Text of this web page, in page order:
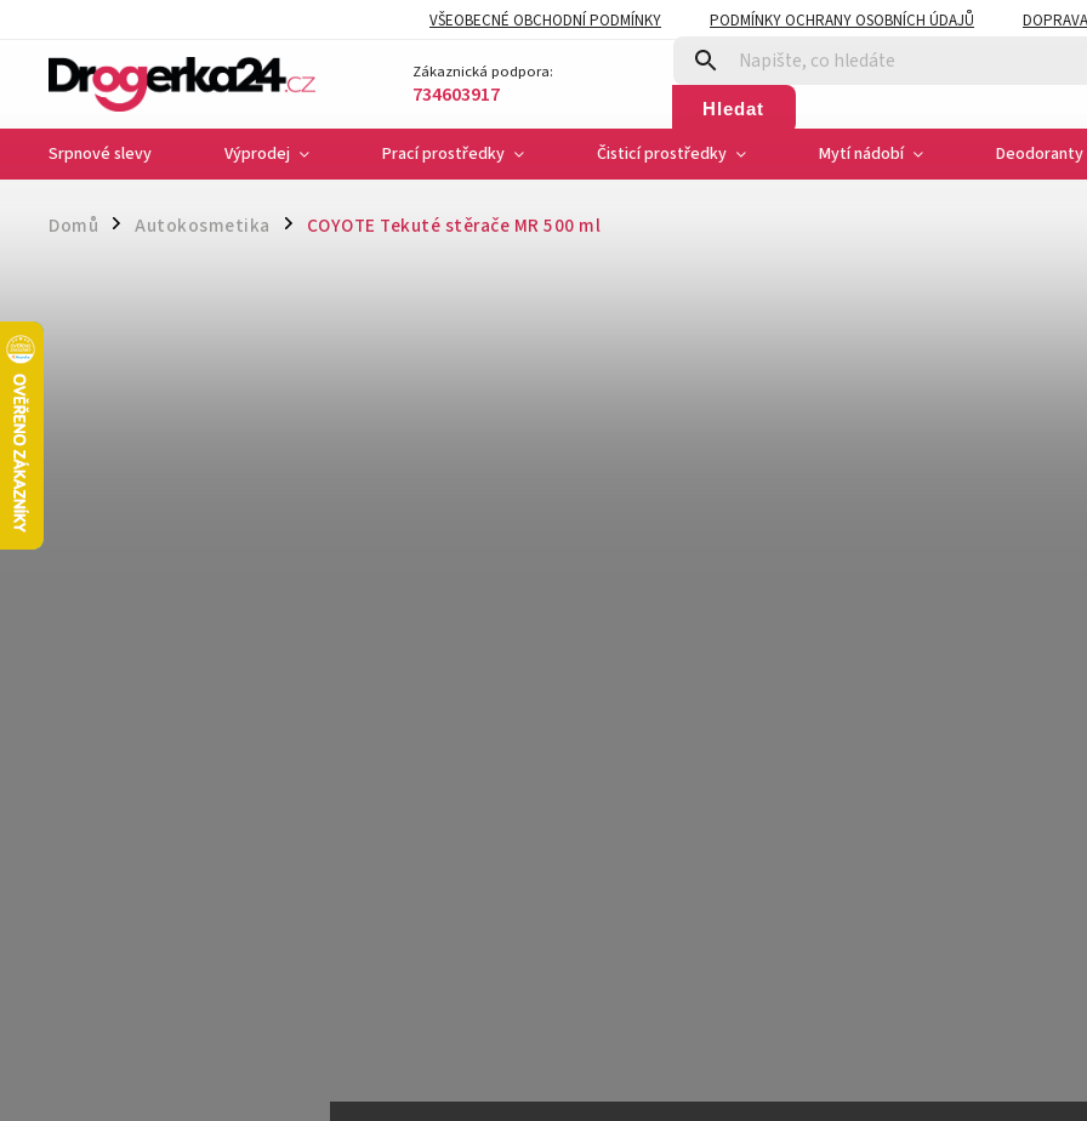
VŠEOBECNÉ OBCHODNÍ PODMÍNKY PODMÍNKY OCHRANY OSOBNÍCH ÚDAJŮ
Zákaznická podpora:
734603917 Hledat
Srpnové slevy Výprodej Prací prostředky Čisticí prostředky Mytí nádobí
Domů / Autokosmetika / COYOTE Tekuté stěrače MR 500 ml